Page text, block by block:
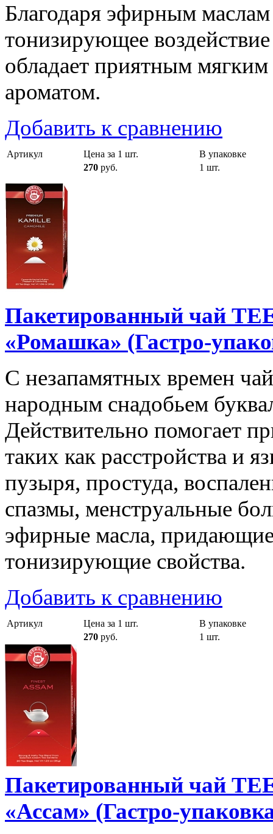
Благодаря эфирным
тонизирующее
обладает приятным
ароматом.
Добавить к сравнению
Артикул Цена за 1 шт.
В упаковке
270 руб. 1 шт.
Пакетированный чай
«Ромашка» (Гастро-
С незапамятных времен
народным снадобьем
Действительно помогает
таких как расстройства и
пузыря, простуда,
спазмы, менструальные
эфирные масла,
тонизирующие свойства.
Добавить к сравнению
Артикул Цена за 1 шт.
В упаковке
270 руб. 1 шт.
Пакетированный чай
«Ассам» (Гастро-